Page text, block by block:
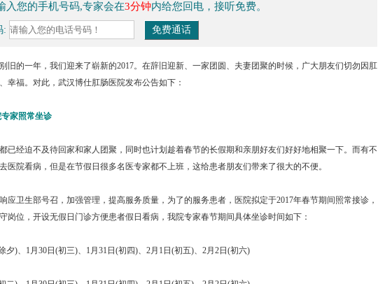
入您的手机号码,专家会在3分钟内给您回电，接听免费。
:
的一年，我们迎来了崭新的2017。在辞旧迎新、一家团圆、夫妻团聚的时候，广大朋友们切勿因肛
幸福。对此，武汉博仕肛肠医院发布公告如下：
家照常坐诊
经迫不及待回家和家人团聚，同时也计划趁着春节的长假期和亲朋好友们好好地相聚一下。而有不
医院看病，但是在节假日很多名医专家都不上班，这给患者朋友们带来了很大的不便。
卫生部号召，加强管理，提高服务质量，为了的服务患者，医院拟定于2017年春节期间照常接诊，
岗位，开设无假日门诊方便患者假日看病，我院专家春节期间具体坐诊时间如下：
夕)、1月30日(初三)、1月31日(初四)、2月1日(初五)、2月2日(初六)